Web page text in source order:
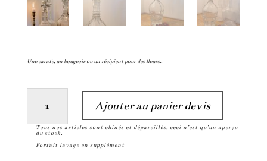
Une carafe, un bougeoir ou un récipient pour des fleurs..
Carafes
Ajouter au panier devis
t
Tous nos articles sont chinés et dépareillés, ceci n’est qu’un aperçu
du stock.
Forfait lavage en supplément